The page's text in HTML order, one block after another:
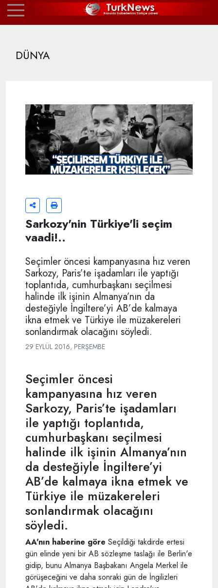
DÜNYA
Sarkozy'nin Türkiye'li seçim
vaadi!..
Seçimler öncesi kampanyasına hız veren
Sarkozy, Paris’te işadamları ile yaptığı
toplantıda, cumhurbaşkanı seçilmesi
halinde ilk işinin Almanya’nın da
desteğiyle İngiltere’yi AB’de kalmaya
ikna etmek ve Türkiye ile müzakereleri
sonlandırmak olacağını söyledi.
29 EYLÜL 2016, PERŞEMBE
Seçimler öncesi
kampanyasına hız veren
Sarkozy, Paris’te işadamları
ile yaptığı toplantıda,
cumhurbaşkanı seçilmesi
halinde ilk işinin Almanya’nın
da desteğiyle İngiltere’yi
AB’de kalmaya ikna etmek ve
Türkiye ile müzakereleri
sonlandırmak olacağını
söyledi.
AA'nın haberine göre Seçildiği takdirde ertesi
gün elinde yeni bir AB sözleşme taslağı ile Berlin'e
gidip, bunu Almanya Başbakanı Angela Merkel ile
görüşeceğini ve daha sonraki gün de İngilizleri